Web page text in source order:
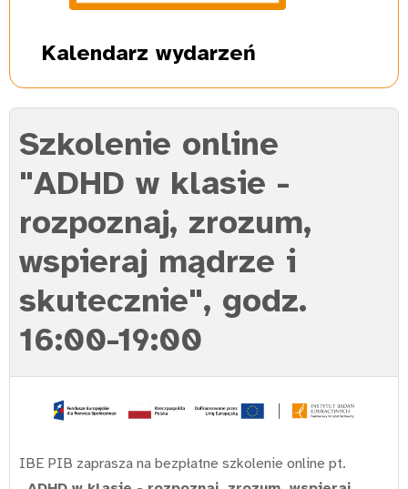
Kalendarz wydarzeń
Szkolenie online
"ADHD w klasie -
rozpoznaj, zrozum,
wspieraj mądrze i
skutecznie", godz.
16:00-19:00
IBE PIB zaprasza na bezpłatne szkolenie online pt.